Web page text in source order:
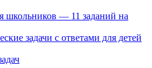
школьников — 11 заданий на
задачи с ответами для детей